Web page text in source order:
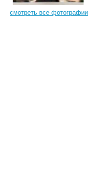
смотреть все фотографии